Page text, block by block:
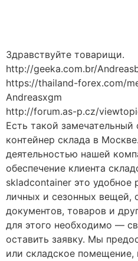
Здравствуйте товарищи.
http://geeka.com.br/
https://thailand-forex.com/
Andreasxgm
http://forum.as-p.cz/
Есть такой замечательный
контейнер склада в
деятельностью нашей
обеспечение клиента
skladcontainer это удобное
личных и сезонных вещей,
документов, товаров и
для этого необходимо —
оставить заявку. Мы
или складское помещение,